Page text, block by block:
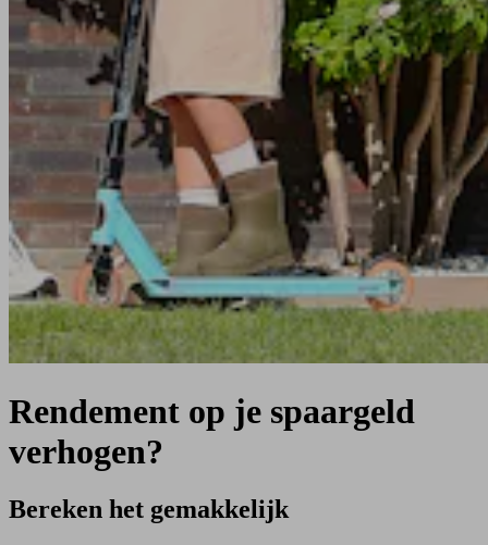
Rendement op je spaargeld
verhogen?
Bereken het gemakkelijk